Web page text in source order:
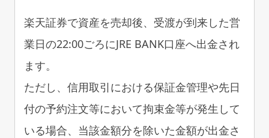
楽天証券で資産を売却後、受渡が到来した営
業日の22:00ごろにJRE BANK口座へ出金され
ます。
ただし、信用取引における保証金管理や先日
付の予約注文等において拘束金等が発生して
いる場合、当該金額分を除いた金額が出金さ